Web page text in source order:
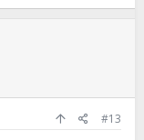
#13